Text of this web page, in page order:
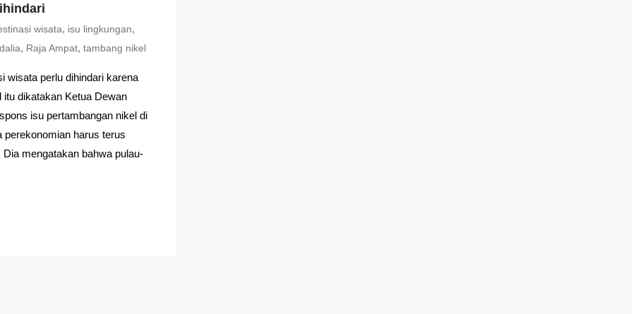
wisata, isu lingkungan,
, Raja Ampat,tambang nikel
wisata perlu dihindari karena
dikatakan Ketua Dewan
isu pertambangan nikel di
perekonomian harus terus
mengatakan bahwa pulau-